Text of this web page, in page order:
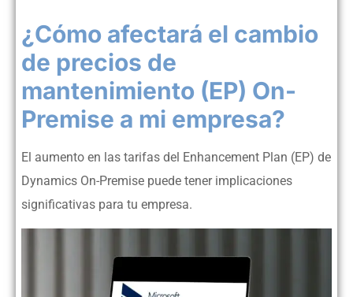
¿Cómo afectará el cambio
de precios de
mantenimiento (EP) On-
Premise a mi empresa?
El aumento en las tarifas del Enhancement Plan (EP) de
Dynamics On-Premise puede tener implicaciones
significativas para tu empresa.